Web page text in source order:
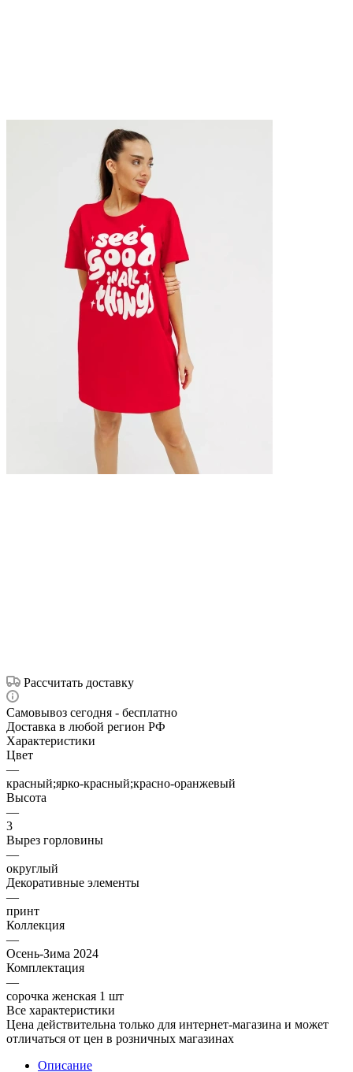
Рассчитать доставку
Самовывоз сегодня - бесплатно
Доставка в любой регион РФ
Характеристики
Цвет
—
красный;ярко-красный;красно-оранжевый
Высота
—
3
Вырез горловины
—
округлый
Декоративные элементы
—
принт
Коллекция
—
Осень-Зима 2024
Комплектация
—
сорочка женская 1 шт
Все характеристики
Цена действительна только для интернет-магазина и может
отличаться от цен в розничных магазинах
Описание